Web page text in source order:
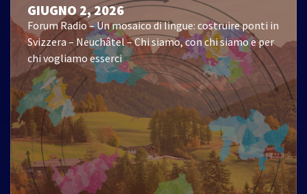
GIUGNO 2, 2026
Forum Radio – Un mosaico di lingue: costruire ponti in
Svizzera – Neuchâtel – Chi siamo, con chi siamo e per
chi vogliamo esserci